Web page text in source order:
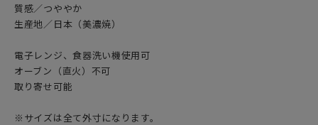
質感／つややか
生産地／日本（美濃焼）
電子レンジ、食器洗い機使用可
オーブン（直火）不可
取り寄せ可能
※サイズは全て外寸になります。